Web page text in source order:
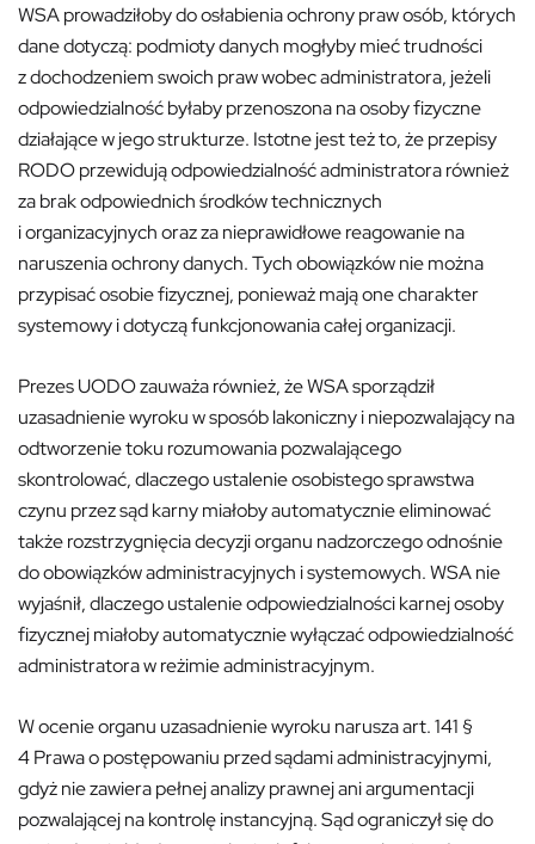
WSA prowadziłoby do osłabienia ochrony praw osób, których
dane dotyczą: podmioty danych mogłyby mieć trudności
z dochodzeniem swoich praw wobec administratora, jeżeli
odpowiedzialność byłaby przenoszona na osoby fizyczne
działające w jego strukturze. Istotne jest też to, że przepisy
RODO przewidują odpowiedzialność administratora również
za brak odpowiednich środków technicznych
i organizacyjnych oraz za nieprawidłowe reagowanie na
naruszenia ochrony danych. Tych obowiązków nie można
przypisać osobie fizycznej, ponieważ mają one charakter
systemowy i dotyczą funkcjonowania całej organizacji.
Prezes UODO zauważa również, że WSA sporządził
uzasadnienie wyroku w sposób lakoniczny i niepozwalający na
odtworzenie toku rozumowania pozwalającego
skontrolować, dlaczego ustalenie osobistego sprawstwa
czynu przez sąd karny miałoby automatycznie eliminować
także rozstrzygnięcia decyzji organu nadzorczego odnośnie
do obowiązków administracyjnych i systemowych. WSA nie
wyjaśnił, dlaczego ustalenie odpowiedzialności karnej osoby
fizycznej miałoby automatycznie wyłączać odpowiedzialność
administratora w reżimie administracyjnym.
W ocenie organu uzasadnienie wyroku narusza art. 141 §
4 Prawa o postępowaniu przed sądami administracyjnymi,
gdyż nie zawiera pełnej analizy prawnej ani argumentacji
pozwalającej na kontrolę instancyjną. Sąd ograniczył się do